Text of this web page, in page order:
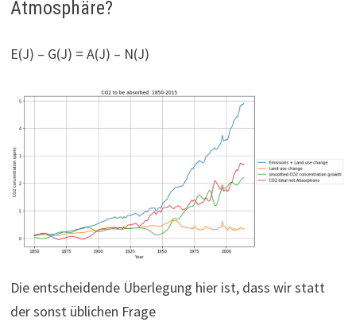
Atmosphäre?
E(J) – G(J) = A(J) – N(J)
Die entscheidende Überlegung hier ist, dass wir statt
der sonst üblichen Frage